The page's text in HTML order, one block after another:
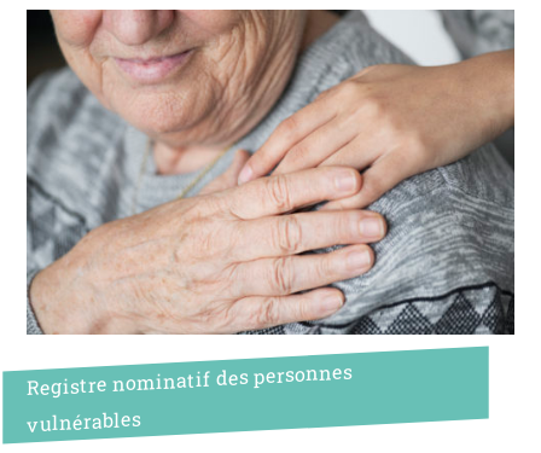
Registre nominatif des personnes
vulnérables